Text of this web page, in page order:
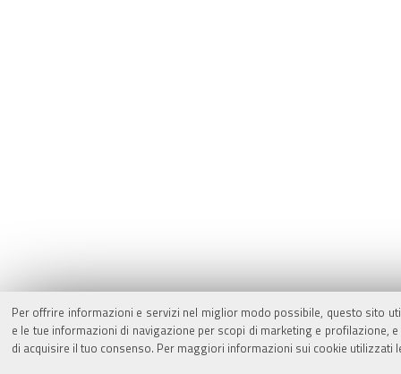
Per offrire informazioni e servizi nel miglior modo possibile, questo sito
e le tue informazioni di navigazione per scopi di marketing e
di acquisire il tuo consenso. Per maggiori informazioni sui cookie utilizzati